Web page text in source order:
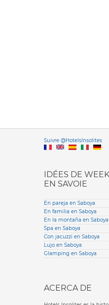
Suivre @HotelsInsolites
IDÉES DE
EN SAVOIE
En pareja en Saboya
En familia en Saboya
En la montaña en Saboya
Spa en Saboya
Con jacuzzi en Saboya
Lujo en Saboya
Glamping en Saboya
ACERCA DE